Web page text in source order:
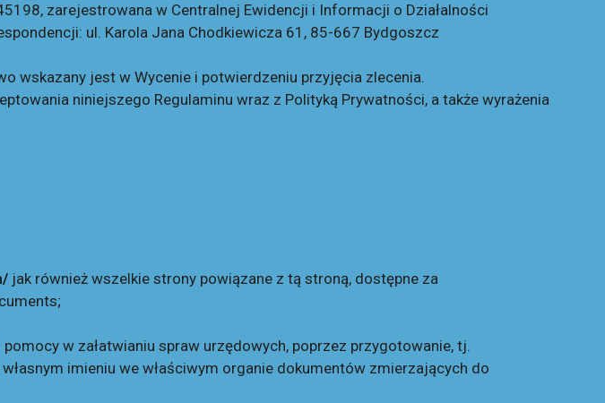
zarejestrowana w Centralnej Ewidencji i Informacji o Działalności
ul. Karola Jana Chodkiewicza 61, 85-667 Bydgoszcz
wskazany jest w Wycenie i potwierdzeniu przyjęcia zlecenia.
niniejszego Regulaminu wraz z Polityką Prywatności, a także wyrażenia
jak również wszelkie strony powiązane z tą stroną, dostępne za
w załatwianiu spraw urzędowych, poprzez przygotowanie, tj.
imieniu we właściwym organie dokumentów zmierzających do